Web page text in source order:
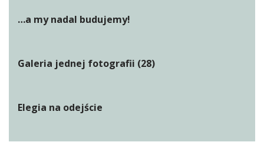
…a my nadal budujemy!
Galeria jednej fotografii (28)
Elegia na odejście